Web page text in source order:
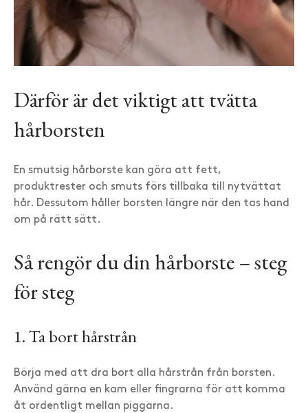
Därför är det viktigt att tvätta
hårborsten
En smutsig hårborste kan göra att fett,
produktrester och smuts förs tillbaka till nytvättat
hår. Dessutom håller borsten längre när den tas hand
om på rätt sätt.
Så rengör du din hårborste – steg
för steg
1. Ta bort hårstrån
Börja med att dra bort alla hårstrån från borsten.
Använd gärna en kam eller fingrarna för att komma
åt ordentligt mellan piggarna.